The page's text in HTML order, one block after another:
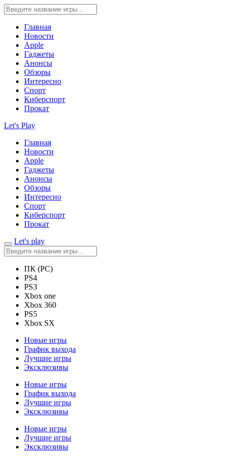
Главная
Новости
Apple
Гаджеты
Анонсы
Обзоры
Интересно
Спорт
Киберспорт
Прокат
Let's Play
Главная
Новости
Apple
Гаджеты
Анонсы
Обзоры
Интересно
Спорт
Киберспорт
Прокат
Let's play
ПК (PC)
PS4
PS3
Xbox one
Xbox 360
PS5
Xbox SX
Новые игры
График выхода
Лучшие игры
Эксклюзивы
Новые игры
График выхода
Лучшие игры
Эксклюзивы
Новые игры
Лучшие игры
Эксклюзивы